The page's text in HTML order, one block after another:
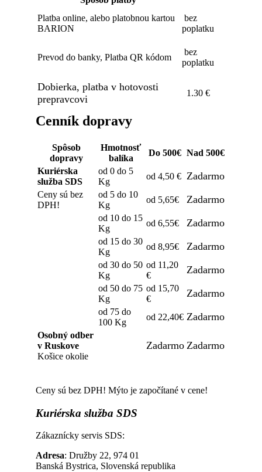
Platba online, alebo platobnou kartou
BARION
bez
poplatku
Prevod do banky, Platba QR kódom
bez
poplatku
Dobierka, platba v hotovosti
prepravcovi
1.30 €
Cenník dopravy
Spôsob
dopravy
Hmotnosť
balíka
Do 500€ Nad 500€
Kuriérska
služba SDS
od 0 do 5
Kg
od 4,50 € Zadarmo
Ceny sú bez
DPH!
od 5 do 10
Kg
od 5,65€ Zadarmo
od 10 do 15
Kg
od 6,55€ Zadarmo
od 15 do 30
Kg
od 8,95€ Zadarmo
od 30 do 50
Kg
od 11,20
€
Zadarmo
od 50 do 75
Kg
od 15,70
€
Zadarmo
od 75 do
100 Kg
od 22,40€ Zadarmo
Osobný odber
v Ruskove
Košice okolie
Zadarmo Zadarmo
Ceny sú bez DPH! Mýto je započítané v cene!
Kuriérska služba SDS
Zákaznícky servis SDS:
Adresa: Družby 22, 974 01
Banská Bystrica, Slovenská republika